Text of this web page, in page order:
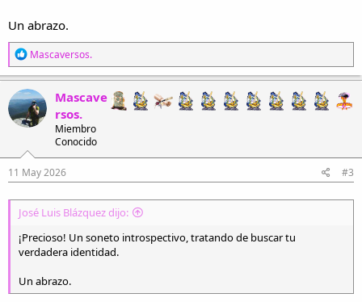
Un abrazo.
R
e
a
c
c
i
o
e
s
:
Mascaversos.
Mascave
rsos.
Miembro
Conocido
11 May 2026 #3
José Luis Blázquez dijo:
¡Precioso! Un soneto introspectivo, tratando de buscar tu
verdadera identidad.
Un abrazo.